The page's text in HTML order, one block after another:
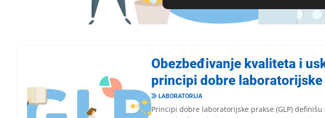
Obezbeđivanje kvaliteta i
principi dobre laboratorijske
LABORATORIJA
Principi dobre laboratorijske prakse (GLP)